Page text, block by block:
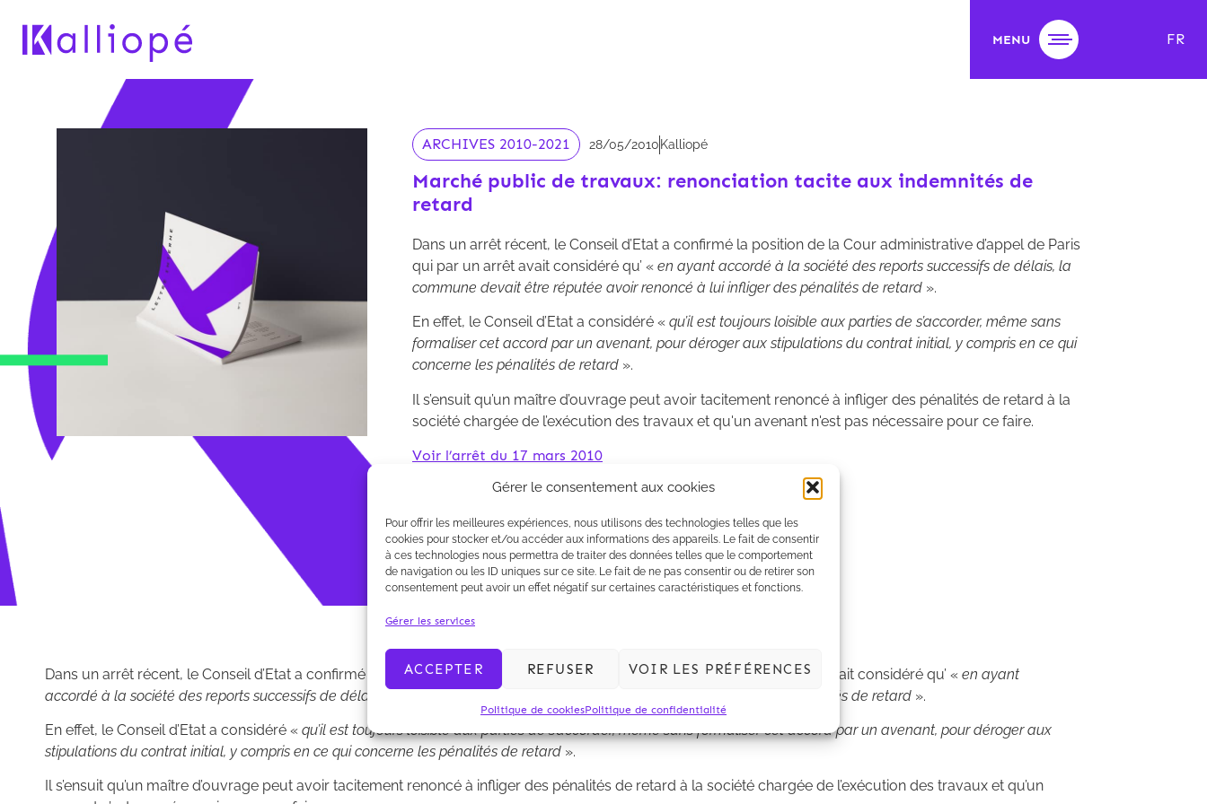
Gérer le consentement aux cookies
Pour offrir les meilleures expériences, nous utilisons des technologies telles que les
cookies pour stocker et/ou accéder aux informations des appareils. Le fait de consentir
à ces technologies nous permettra de traiter des données telles que le comportement
de navigation ou les ID uniques sur ce site. Le fait de ne pas consentir ou de retirer son
consentement peut avoir un effet négatif sur certaines caractéristiques et fonctions.
Gérer les services
ACCEPTER REFUSER VOIR LES PRÉFÉRENCES
Politique de cookiesPolitique de confidentialité
MENU FR
ARCHIVES 2010-2021 28/05/2010Kalliopé
Marché public de travaux: renonciation tacite aux indemnités de
retard
Dans un arrêt récent, le Conseil d’Etat a confirmé la position de la Cour administrative d’appel de Paris
qui par un arrêt avait considéré qu’ « en ayant accordé à la société des reports successifs de délais, la
commune devait être réputée avoir renoncé à lui infliger des pénalités de retard ».
En effet, le Conseil d’Etat a considéré « qu’il est toujours loisible aux parties de s’accorder, même sans
formaliser cet accord par un avenant, pour déroger aux stipulations du contrat initial, y compris en ce qui
concerne les pénalités de retard ».
Il s’ensuit qu’un maître d’ouvrage peut avoir tacitement renoncé à infliger des pénalités de retard à la
société chargée de l’exécution des travaux et qu'un avenant n'est pas nécessaire pour ce faire.
Voir l’arrêt du 17 mars 2010
Dans un arrêt récent, le Conseil d’Etat a confirmé la position de la Cour administrative d’appel de Paris qui par un arrêt avait considéré qu’ « en ayant
accordé à la société des reports successifs de délais, la commune devait être réputée avoir renoncé à lui infliger des pénalités de retard ».
En effet, le Conseil d’Etat a considéré « qu’il est toujours loisible aux parties de s’accorder, même sans formaliser cet accord par un avenant, pour déroger aux
stipulations du contrat initial, y compris en ce qui concerne les pénalités de retard ».
Il s’ensuit qu’un maître d’ouvrage peut avoir tacitement renoncé à infliger des pénalités de retard à la société chargée de l’exécution des travaux et qu’un